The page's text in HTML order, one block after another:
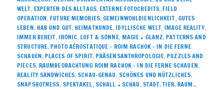
WELT, EXPERTEN DES ALLTAGS, EXTERNE FOTOCREDITS, FIELD
OPERATION, FUTURE MEMORIES, GEMEINWOHLDIENLICHKEIT, GUTES
LEBEN, HAB UND GUT, HEIMATKUNDE, IDYLLISCHE WELT, IMAGE REALITY,
IMMER BEREIT, IRONIC, LUFT & SONNE, MAGIE + GLANZ, PATTERNS AND
STRUCTURE, PHOTO AÉROSTATIQUE – ROIM RACHOK – IN DIE FERNE
SCHAUEN, PLACES OF SPIRIT, PRÄSENSANTHROPOLOGIE, PUZZLES AND
PIECES, RAUMBEOBACHTUNG ROIM RACHOK – IN DIE FERNE SCHAUEN,
REALITY SANDWICHES, SCHAU-GENAU, SCHÖNES UND NÜTZLICHES,
SNAPSHOTNESS, SPEKTAKEL, SCHALL + SCHAU, STADT. TIER. RAUM.,